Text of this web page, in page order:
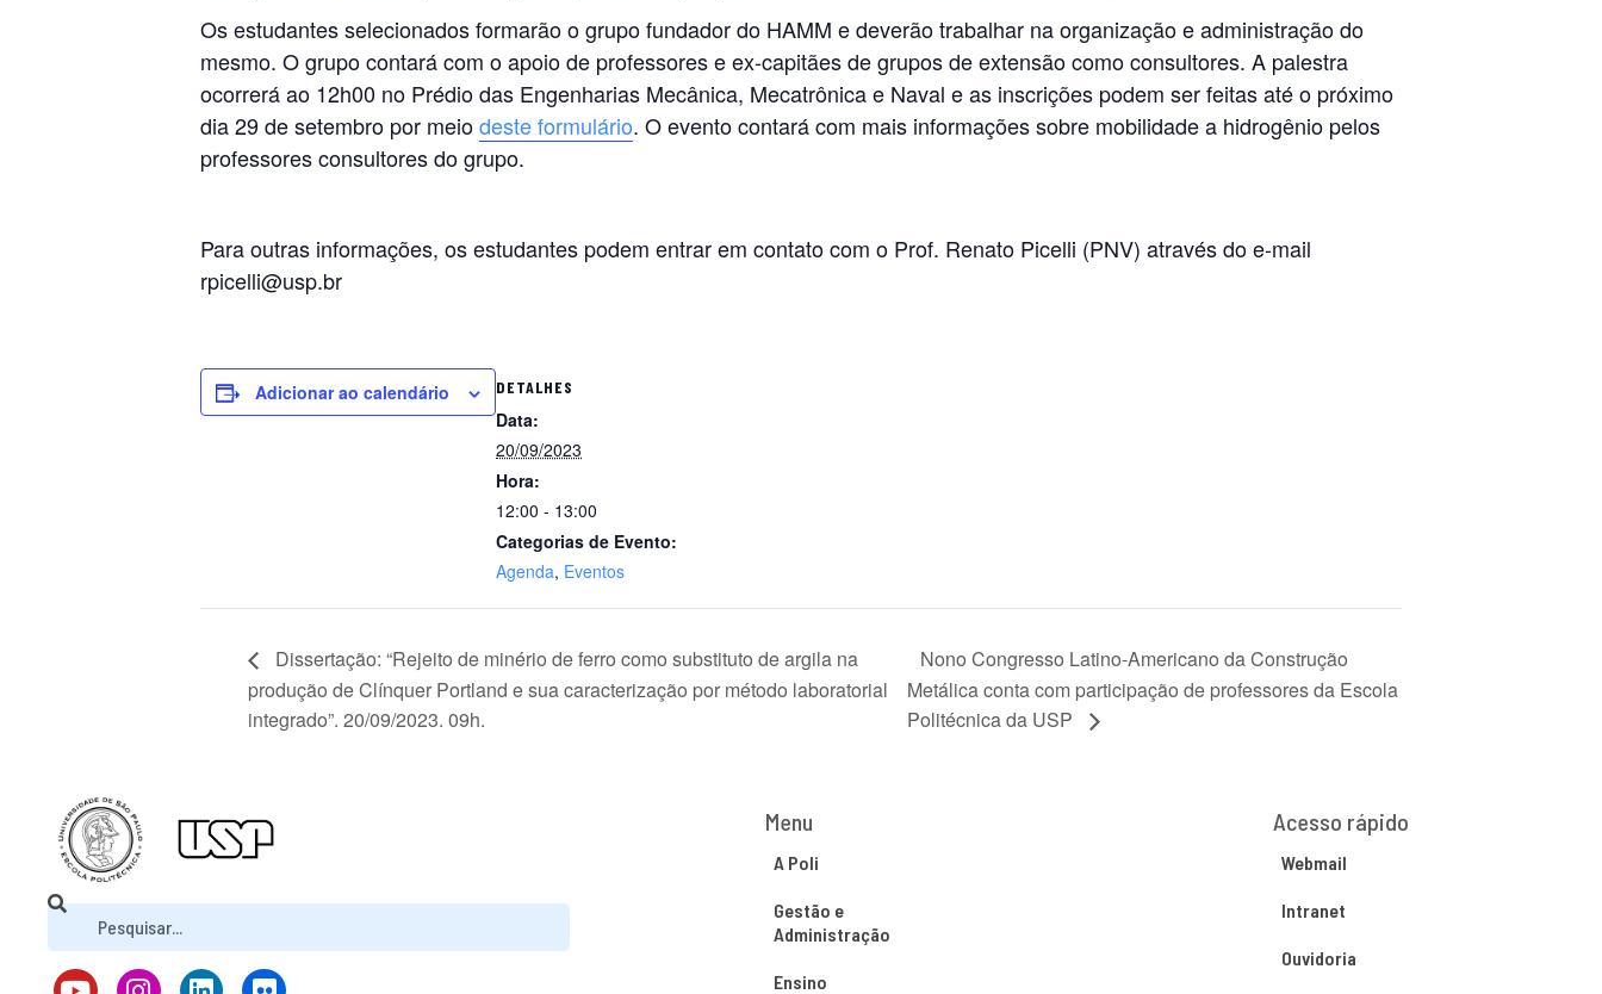
Os estudantes selecionados formarão o grupo fundador do HAMM e deverão trabalhar na organização e administração do
mesmo. O grupo contará com o apoio de professores e ex-capitães de grupos de extensão como consultores. A palestra
ocorrerá ao 12h00 no Prédio das Engenharias Mecânica, Mecatrônica e Naval e as inscrições podem ser feitas até o próximo
dia 29 de setembro por meiodeste formulário. O evento contará com mais informações sobre mobilidade a hidrogênio pelos
professores consultores do grupo.
Para outras informações, os estudantes podem entrar em contato com o Prof. Renato Picelli (PNV) através do e-mail
rpicelli@usp.br
Adicionar ao calendário DETALHES
Data:
20/09/2023
Hora:
12:00 - 13:00
Categorias de Evento:
Agenda, Eventos
Dissertação: “Rejeito de minério de ferro como substituto de argila na
produção de Clínquer Portland e sua caracterização por método laboratorial
integrado”. 20/09/2023. 09h.
Nono Congresso Latino-Americano da Construção
Metálica conta com participação de professores da Escola
Politécnica da USP
Menu
A Poli
Gestão e
Administração
Ensino
Acesso rápido
Webmail
Intranet
Ouvidoria